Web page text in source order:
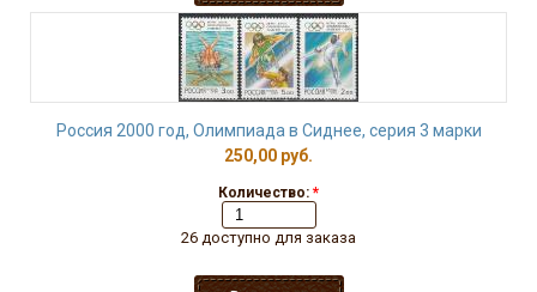
Россия 2000 год, Олимпиада в Сиднее, серия 3 марки
250,00 руб.
Количество: *
26 доступно для заказа